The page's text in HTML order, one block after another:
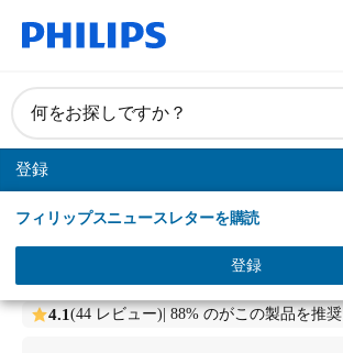
何をお探しですか？
登録
フィリップスニュースレターを購読
登録
Philips One
4.1 (44 レビュー) | 88% のがこの製品を推奨